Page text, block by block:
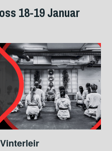
18-19 Januar